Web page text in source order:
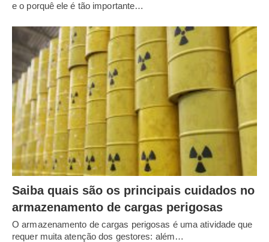
e o porquê ele é tão importante…
Saiba quais são os principais cuidados no
armazenamento de cargas perigosas
O armazenamento de cargas perigosas é uma atividade que
requer muita atenção dos gestores: além…